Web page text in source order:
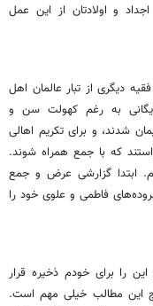
و اولادتان از این عمل
دیگری از تبار عالمان اهل
به رغم کهولت سن و
‏شدند، و برای تکریم اهالی
که با جمع همراه شوند.
ابتدا گزارشی عرض و جمع
فاطمی و علوی خود را
را برای خودم ذخیره قرار
این مطالب خیلی مهم است.